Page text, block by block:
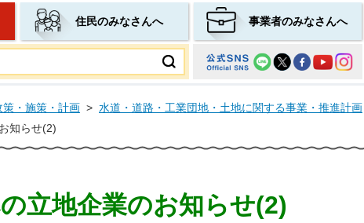
住民のみなさんへ 事業者のみなさんへ
策・施策・計画 > 水道・道路・工業団地・土地に関する事業・推進計画
知らせ(2)
立地企業のお知らせ(2)